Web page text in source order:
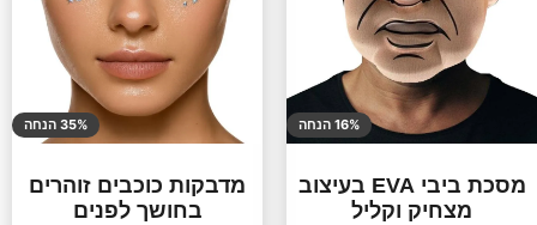
16% הנחה
מסכת ביבי EVA בעיצוב
מצחיק וקליל
35% הנחה
מדבקות כוכבים זוהרים
בחושך לפנים